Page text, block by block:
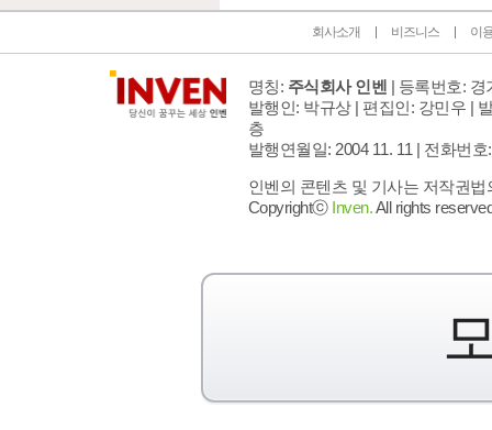
회사소개 비즈니스 이
명칭: 주식회사 인벤 | 등록번호: 경
발행인: 박규상 | 편집인: 강민우 |
층
발행연월일: 2004 11. 11 | 전화번호
인벤의 콘텐츠 및 기사는 저작권
Copyrightⓒ Inven.All rights